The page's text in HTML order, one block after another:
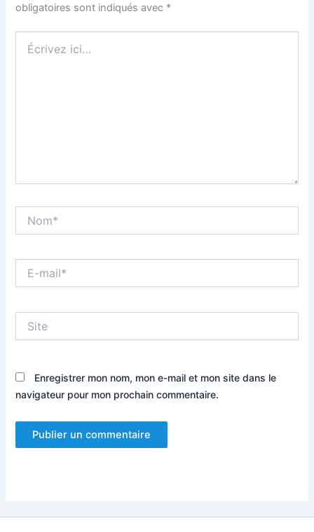
obligatoires sont indiqués avec *
ici…
mail*
Enregistrer mon nom, mon e-mail et mon site dans le
navigateur pour mon prochain commentaire.